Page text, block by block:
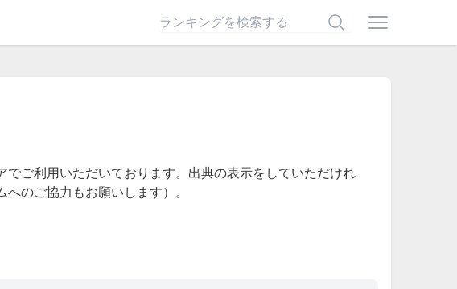
ご利用いただいております。出典の表示をしていただけれ
のご協力もお願いします）。